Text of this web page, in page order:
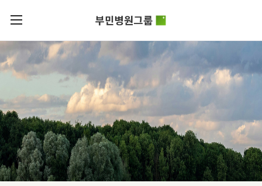
로그인
회원가입
부민병원그룹소개
비전과
부민스토리
이사장소개
HI
HSS
글로벌
얼라이언스
부민병원그룹소식
사회공헌
후원안내
언론보도
건강토크
입찰공고
병원/
센터
서울부민병원
부산부민병원
해운대부민병원
KOR
ENG
RUS